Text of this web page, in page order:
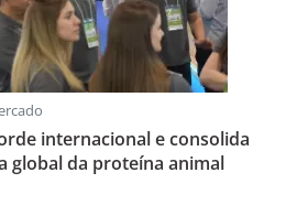
internacional e consolida
global da proteína animal